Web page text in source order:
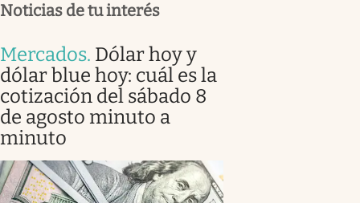
Noticias de tu interés
Mercados. Dólar hoy y
dólar blue hoy: cuál es la
cotización del sábado 8
de agosto minuto a
minuto